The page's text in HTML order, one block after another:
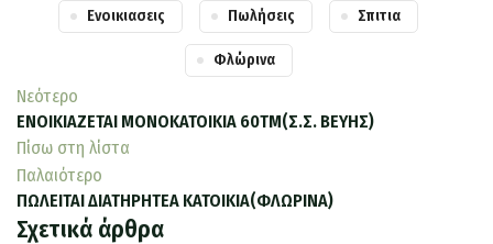
Ενοικιασεις Πωλήσεις Σπιτια
Φλώρινα
Νεότερο
ΕΝΟΙΚΙΑΖΕΤΑΙ ΜΟΝΟΚΑΤΟΙΚΙΑ 60ΤΜ(Σ.Σ. ΒΕΥΗΣ)
Πίσω στη λίστα
Παλαιότερο
ΠΩΛΕΙΤΑΙ ΔΙΑΤΗΡΗΤΕΑ ΚΑΤΟΙΚΙΑ(ΦΛΩΡΙΝΑ)
Σχετικά άρθρα